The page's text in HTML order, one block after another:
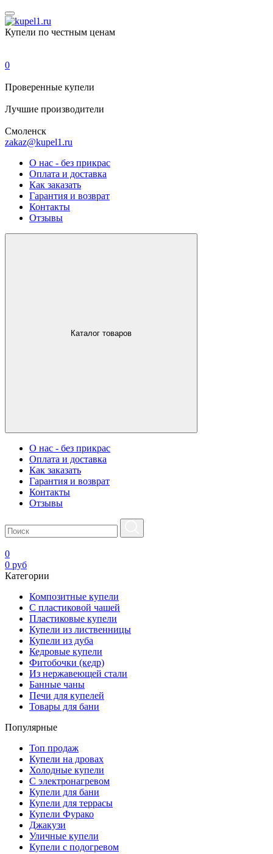
Купели по честным ценам
0
Проверенные купели
Лучшие производители
Смоленск
zakaz@kupel1.ru
О нас - без прикрас
Оплата и доставка
Как заказать
Гарантия и возврат
Контакты
Отзывы
Каталог товаров
О нас - без прикрас
Оплата и доставка
Как заказать
Гарантия и возврат
Контакты
Отзывы
0
0 руб
Категории
Композитные купели
С пластиковой чашей
Пластиковые купели
Купели из лиственницы
Купели из дуба
Кедровые купели
Фитобочки (кедр)
Из нержавеющей стали
Банные чаны
Печи для купелей
Товары для бани
Популярные
Топ продаж
Купели на дровах
Холодные купели
С электронагревом
Купели для бани
Купели для террасы
Купели Фурако
Джакузи
Уличные купели
Купели с подогревом